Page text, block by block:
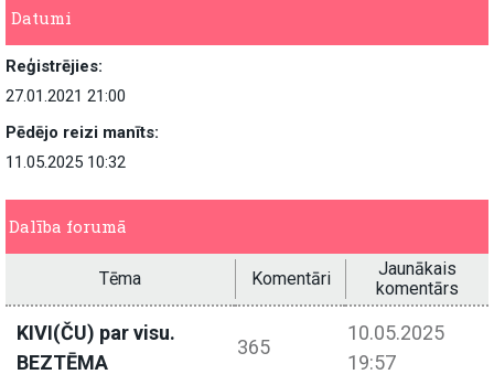
Datumi
Reģistrējies:
27.01.2021 21:00
Pēdējo reizi manīts:
11.05.2025 10:32
Dalība forumā
Tēma Komentāri
Jaunākais
komentārs
KIVI(ČU) par visu.
BEZTĒMA
365
10.05.2025
19:57